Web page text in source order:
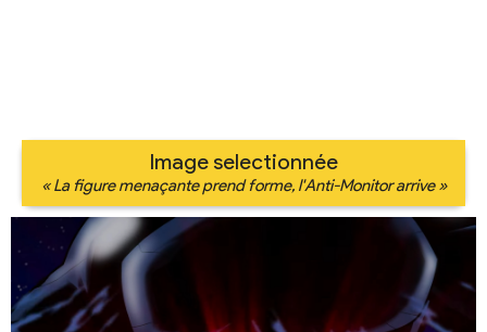
Image selectionnée
« La figure menaçante prend forme, l'Anti-Monitor arrive »